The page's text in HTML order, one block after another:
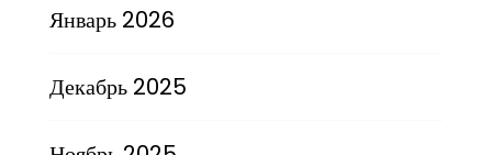
Январь 2026
Декабрь 2025